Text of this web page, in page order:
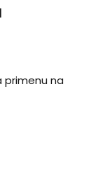
primenu na